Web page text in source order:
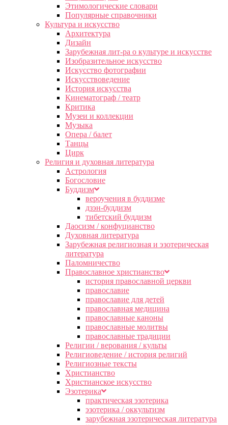
Этимологические словари
Популярные справочники
Культура и искусство
Архитектура
Дизайн
Зарубежная лит-ра о культуре и искусстве
Изобразительное искусство
Искусство фотографии
Искусствоведение
История искусства
Кинематограф / театр
Критика
Музеи и коллекции
Музыка
Опера / балет
Танцы
Цирк
Религия и духовная литература
Астрология
Богословие
Буддизм
вероучения в буддизме
дзэн-буддизм
тибетский буддизм
Даосизм / конфуцианство
Духовная литература
Зарубежная религиозная и эзотерическая
литература
Паломничество
Православное христианство
история православной церкви
православие
православие для детей
православная медицина
православные каноны
православные молитвы
православные традиции
Религии / верования / культы
Религиоведение / история религий
Религиозные тексты
Христианство
Христианское искусство
Эзотерика
практическая эзотерика
эзотерика / оккультизм
зарубежная эзотерическая литература